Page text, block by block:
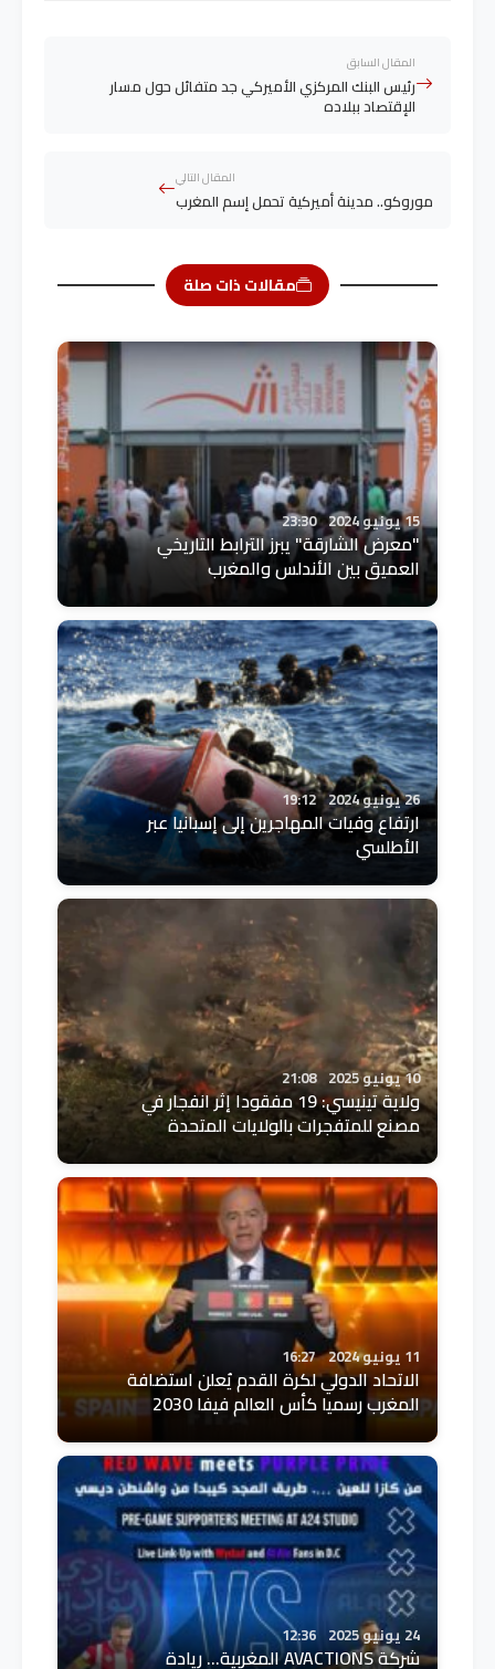
المقال السابق
رئيس البنك المركزي الأميركي جد متفائل حول مسار
الإقتصاد ببلاده
المقال التالي
موروكو.. مدينة أميركية تحمل إسم المغرب
مقالات ذات صلة
15 يونيو 2024 23:30
"معرض الشارقة" يبرز الترابط التاريخي
العميق بين الأندلس والمغرب
26 يونيو 2024 19:12
ارتفاع وفيات المهاجرين إلى إسبانيا عبر
الأطلسي
10 يونيو 2025 21:08
ولاية تينيسي: 19 مفقودا إثر انفجار في
مصنع للمتفجرات بالولايات المتحدة
11 يونيو 2024 16:27
الاتحاد الدولي لكرة القدم يُعلن استضافة
المغرب رسميا كأس العالم فيفا 2030
24 يونيو 2025 12:36
شركة AVACTIONS المغربية... ريادة